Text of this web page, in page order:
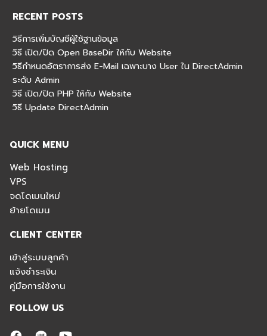
RECENT POSTS
วิธีการเพิ่มบัญชีผู้ใช้ฐานข้อมูล
วิธี เปิด/ปิด Open BaseDir ให้กับ Website
วิธีกำหนดอัตราการส่ง E-Mail เฉพาะบาง User ใน DirectAdmin
ระดับ Admin
วิธี เปิด/ปิด PHP ให้กับ Website
วิธี Update DirectAdmin
QUICK MENU
Web Hosting
VPS
จดโดเมนใหม่
ย้ายโดเมน
CLIENT CENTER
เข้าสู่ระบบลูกค้า
แจ้งชำระเงิน
คู่มือการใช้งาน
FOLLOW US